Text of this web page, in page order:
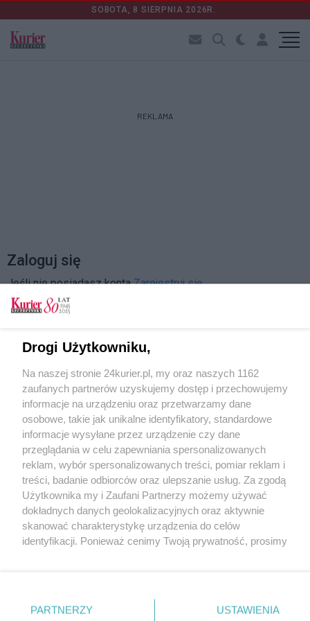
SOBOTA, 8 SIERPNIA 2026R.
REKLAMA
Zaloguj się
Jeśli nie posiadasz kontaZarejestruj się
Zapamiętać?
Zaloguj
Zapomniałem hasła
Copyright © 2022 Kurier Szczeciński sp. z o.o.
Drogi Użytkowniku,
Na naszej stronie 24kurier.pl, my oraz naszych 1162
zaufanych partnerów uzyskujemy dostęp i przechowujemy
informacje na urządzeniu oraz przetwarzamy dane
osobowe, takie jak unikalne identyfikatory, standardowe
informacje wysyłane przez urządzenie czy dane
przeglądania w celu zapewniania spersonalizowanych
reklam, wybór spersonalizowanych treści, pomiar reklam i
treści, badanie odbiorców oraz ulepszanie usług. Za zgodą
Użytkownika my i Zaufani Partnerzy możemy używać
dokładnych danych geolokalizacyjnych oraz aktywnie
skanować charakterystykę urządzenia do celów
identyfikacji. Ponieważ cenimy Twoją prywatność, prosimy
prywatności znajdujący się w lewym dolnym rogu strony
. Niektóre rodzaje przetwarzania danych nie wymagają
PARTNERZY USTAWIENIA